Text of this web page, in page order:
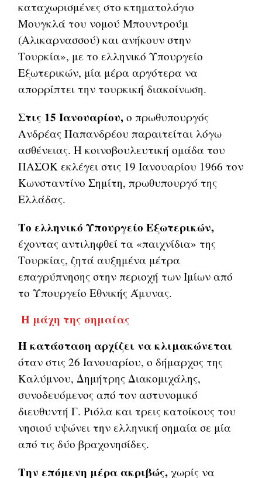
καταχωρισμένες στο κτηματολόγιο
Μουγκλά του νομού Μπουντρούμ
(Αλικαρνασσού) και ανήκουν στην
Τουρκία», με το ελληνικό Υπουργείο
Εξωτερικών, μία μέρα αργότερα να
απορρίπτει την τουρκική διακοίνωση.
Στις 15 Ιανουαρίου, ο πρωθυπουργός
Ανδρέας Παπανδρέου παραιτείται λόγω
ασθένειας. Η κοινοβουλευτική ομάδα του
ΠΑΣΟΚ εκλέγει στις 19 Ιανουαρίου 1966 τον
Κωνσταντίνο Σημίτη, πρωθυπουργό της
Ελλάδας.
Το ελληνικό Υπουργείο Εξωτερικών,
έχοντας αντιληφθεί τα «παιχνίδια» της
Τουρκίας, ζητά αυξημένα μέτρα
επαγρύπνησης στην περιοχή των Ιμίων από
το Υπουργείο Εθνικής Άμυνας.
Η μάχη της σημαίας
Η κατάσταση αρχίζει να κλιμακώνεται
όταν στις 26 Ιανουαρίου, ο δήμαρχος της
Καλύμνου, Δημήτρης Διακομιχάλης,
συνοδευόμενος από τον αστυνομικό
διευθυντή Γ. Ριόλα και τρεις κατοίκους του
νησιού υψώνει την ελληνική σημαία σε μία
από τις δύο βραχονησίδες.
Την επόμενη μέρα ακριβώς, χωρίς να